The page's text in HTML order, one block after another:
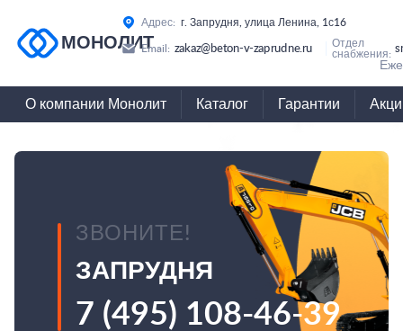
МОНОЛИТ
Адрес: г. Запрудня, улица Ленина, 1с16
Email: zakaz@beton-v-zaprudne.ru
Отдел
снабжения:
О компании Монолит Каталог Гарантии
ЗВОНИТЕ!
ЗАПРУДНЯ
7 (495) 108-46-39